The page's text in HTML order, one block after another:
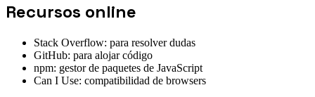
Recursos online
Stack Overflow: para resolver dudas
GitHub: para alojar código
npm: gestor de paquetes de JavaScript
Can I Use: compatibilidad de browsers